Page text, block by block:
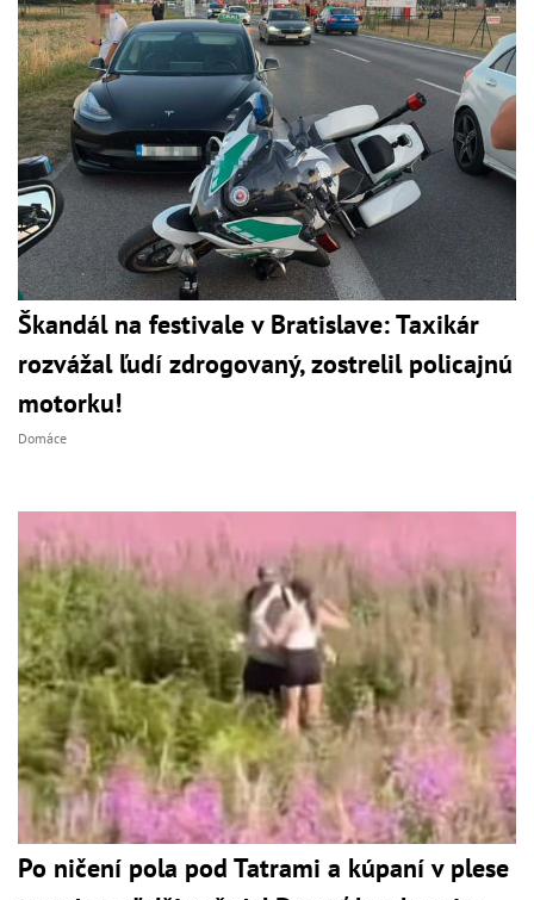
Škandál na festivale v Bratislave: Taxikár
rozvážal ľudí zdrogovaný, zostrelil policajnú
motorku!
Domáce
Po ničení pola pod Tatrami a kúpaní v plese